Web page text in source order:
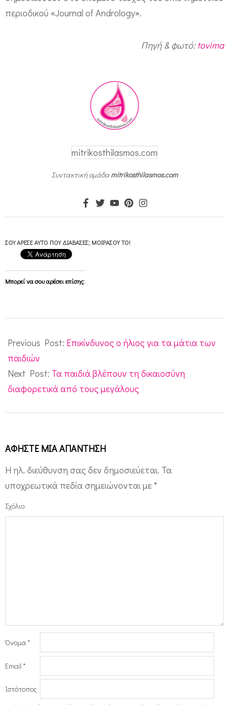
περιοδικού «Journal of Αndrology».
Πηγή & φωτό: tovima
mitrikosthilasmos.com
Συντακτική ομάδαmitrikosthilasmos.com
ΣΟΥ ΆΡΕΣΕ ΑΥΤΌ ΠΟΥ ΔΙΆΒΑΣΕΣ; ΜΟΙΡΆΣΟΥ ΤΟ!
Μπορεί να σου αρέσει επίσης:
06-
03
Previous Post: Επικίνδυνος ο ήλιος για τα μάτια των
παιδιών
Next Post: Τα παιδιά βλέπουν τη δικαιοσύνη
διαφορετικά από τους μεγάλους
ΑΦΉΣΤΕ ΜΙΑ ΑΠΆΝΤΗΣΗ
Η ηλ. διεύθυνση σας δεν δημοσιεύεται. Τα
υποχρεωτικά πεδία σημειώνονται με *
Σχόλιο
Όνομα*
Email *
Ιστότοπος